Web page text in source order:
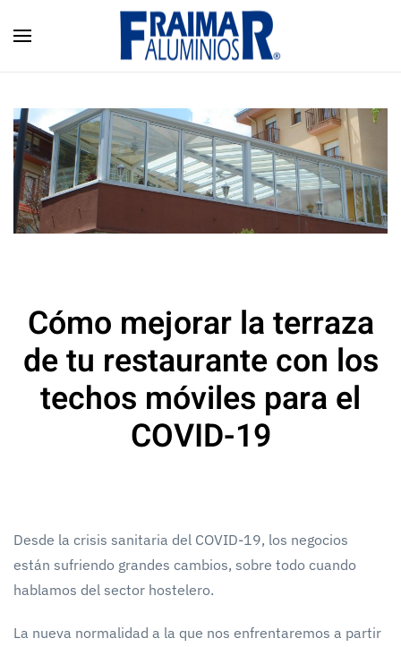
Skip to main content
Cómo mejorar la terraza
de tu restaurante con los
techos móviles para el
COVID-19
Desde la crisis sanitaria del COVID-19, los negocios
están sufriendo grandes cambios, sobre todo cuando
hablamos del sector hostelero.
La nueva normalidad a la que nos enfrentaremos a partir